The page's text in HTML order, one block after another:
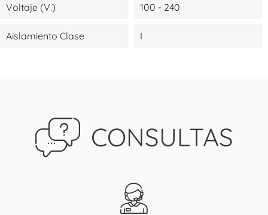
Voltaje (V.) 100 - 240
Aislamiento Clase I
CONSULTAS